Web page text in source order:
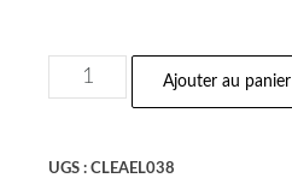
Ajouter au panier
UGS : CLEAEL038